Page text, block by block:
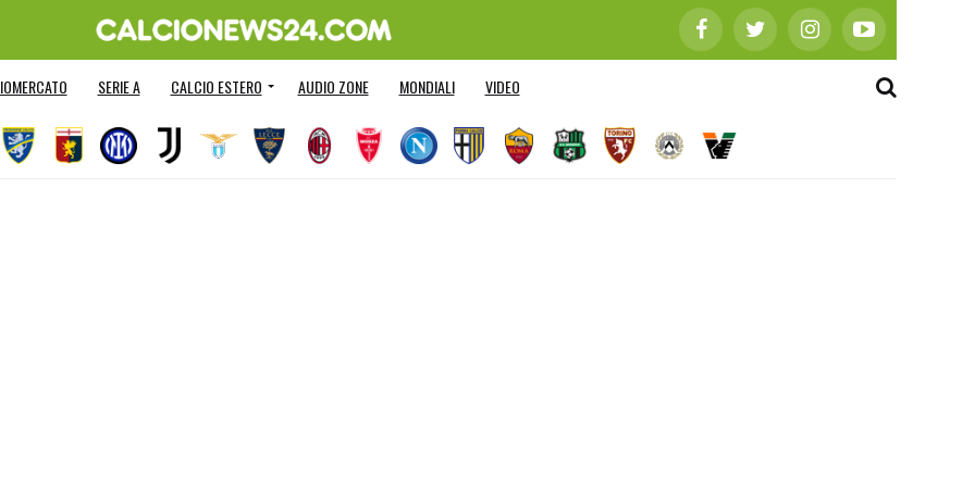
SERIE A CALCIO ESTERO AUDIO ZONE MONDIALI VIDEO